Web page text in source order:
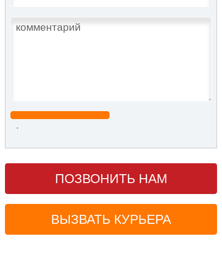
.
ПОЗВОНИТЬ НАМ
ВЫЗВАТЬ КУРЬЕРА